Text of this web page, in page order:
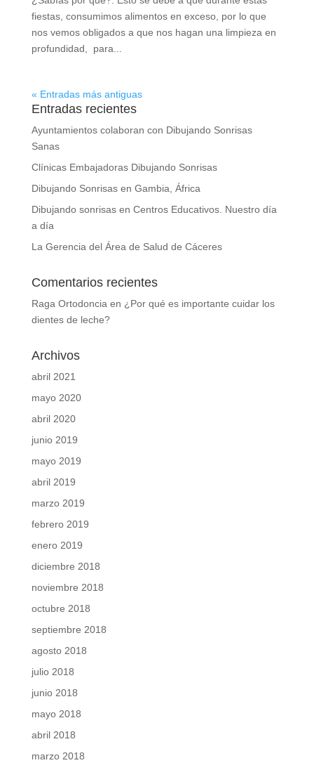
fiestas, consumimos alimentos en exceso, por lo que
nos vemos obligados a que nos hagan una limpieza en
profundidad, para...
« Entradas más antiguas
Entradas recientes
Ayuntamientos colaboran con Dibujando Sonrisas
Sanas
Clínicas Embajadoras Dibujando Sonrisas
Dibujando Sonrisas en Gambia, África
Dibujando sonrisas en Centros Educativos. Nuestro día
a día
La Gerencia del Área de Salud de Cáceres
Comentarios recientes
Raga Ortodoncia en ¿Por qué es importante cuidar los
dientes de leche?
Archivos
abril 2021
mayo 2020
abril 2020
junio 2019
mayo 2019
abril 2019
marzo 2019
febrero 2019
enero 2019
diciembre 2018
noviembre 2018
octubre 2018
septiembre 2018
agosto 2018
julio 2018
junio 2018
mayo 2018
abril 2018
marzo 2018